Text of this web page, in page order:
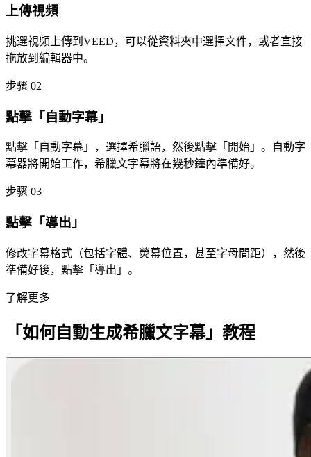
上傳視頻
挑選視頻上傳到VEED，可以從資料夾中選擇文件，或者直接
拖放到編輯器中。
步骤 02
點擊「自動字幕」
點擊「自動字幕」，選擇希臘語，然後點擊「開始」。自動字
幕器將開始工作，希臘文字幕將在幾秒鐘內準備好。
步骤 03
點擊「導出」
修改字幕格式（包括字體、熒幕位置，甚至字母間距），然後
準備好後，點擊「導出」。
了解更多
「如何自動生成希臘文字幕」教程